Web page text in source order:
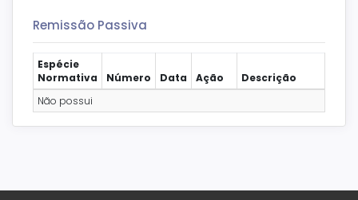
Remissão Passiva
Espécie
Normativa
Número Data Ação
Descrição
Não possui